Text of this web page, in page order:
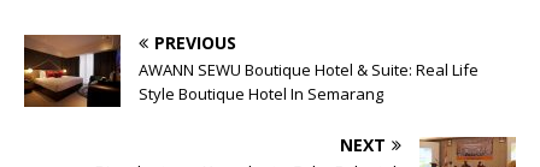
PREVIOUS
AWANN SEWU Boutique Hotel & Suite: Real Life
Style Boutique Hotel In Semarang
NEXT